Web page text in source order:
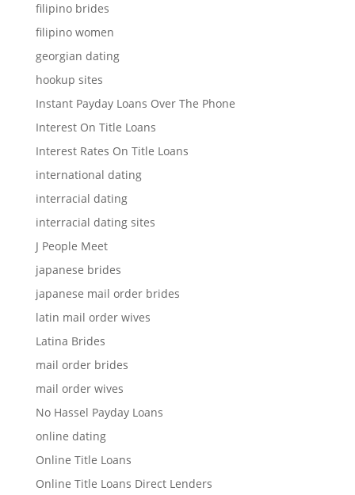
filipino brides
filipino women
georgian dating
hookup sites
Instant Payday Loans Over The Phone
Interest On Title Loans
Interest Rates On Title Loans
international dating
interracial dating
interracial dating sites
J People Meet
japanese brides
japanese mail order brides
latin mail order wives
Latina Brides
mail order brides
mail order wives
No Hassel Payday Loans
online dating
Online Title Loans
Online Title Loans Direct Lenders